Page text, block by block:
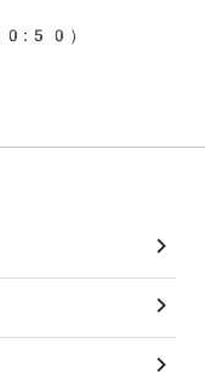
）